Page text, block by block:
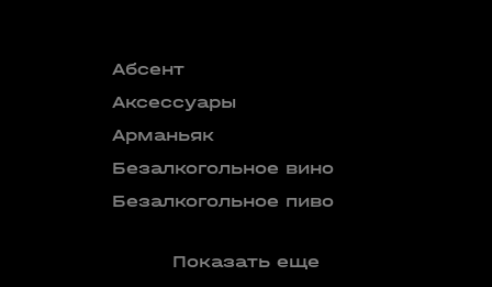
Абсент
Аксессуары
Арманьяк
Безалкогольное вино
Безалкогольное пиво
Показать еще